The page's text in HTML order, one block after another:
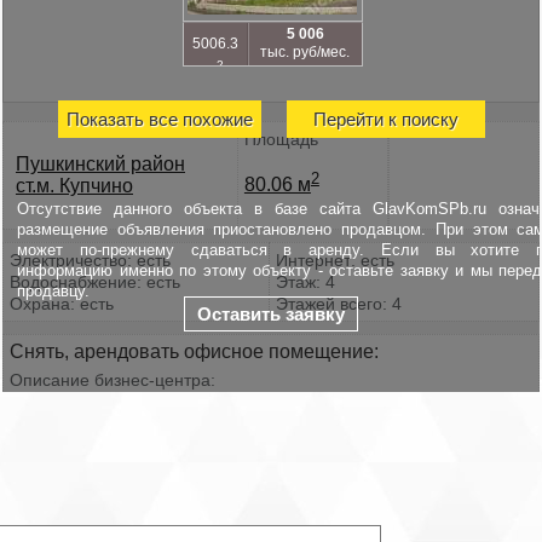
5006.3
м2
5 006
тыс. руб/мес.
Показать все похожие Перейти к поиску
Отсутствие данного объекта в базе сайта GlavKomSPb.ru
размещение объявления приостановлено продавцом. При этом
может по-прежнему сдаваться в аренду. Если вы хотите
информацию именно по этому объекту - оставьте заявку и мы
продавцу.
Оставить заявку
Пушкинский район
ст.м. Купчино
Площадь
80.06 м2
Электричество: есть
Водоснабжение: есть
Охрана: есть
Интернет: есть
Этаж: 4
Этажей всего: 4
Снять, арендовать офисное помещение:
Описание бизнес-центра:
Условия договора: 11 месяцев, предоплата первого и